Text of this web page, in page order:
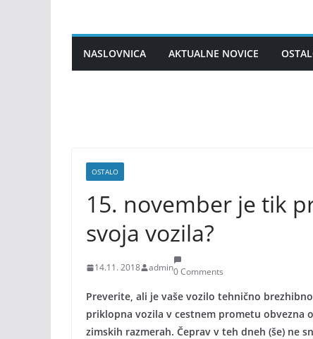
contentNASLOVNICA AKTUALNE NOVICE
OSTALO
15. november je tik
svoja vozila?
14.11. 2018 admin0 Comments
Preverite, ali je vaše vozilo tehnično
priklopna vozila v cestnem prometu obvezna
zimskih razmerah. Čeprav v teh dneh (še) ne